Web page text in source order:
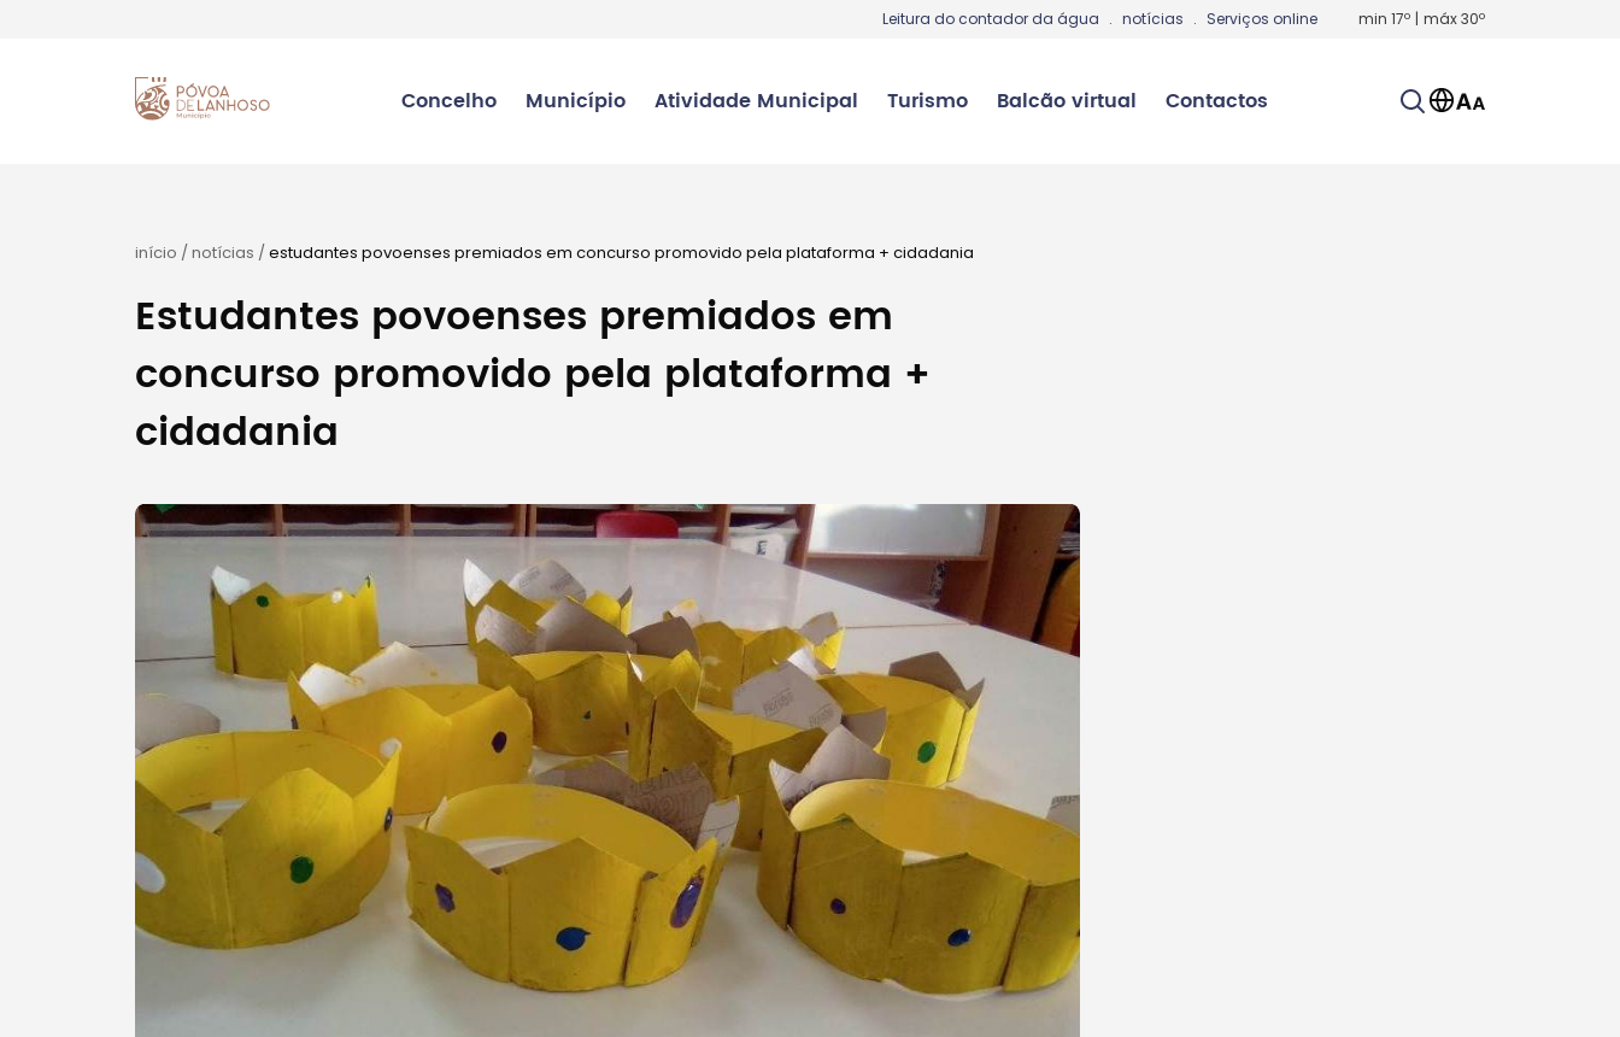
Leitura do contador da água . notícias . Serviços online min 17º | máx30º
Concelho Município Atividade Municipal Turismo Balcão virtual Contactos
início /notícias /estudantes povoenses premiados em concurso promovido pela plataforma + cidadania
Estudantes povoenses premiados em
concurso promovido pela plataforma +
cidadania